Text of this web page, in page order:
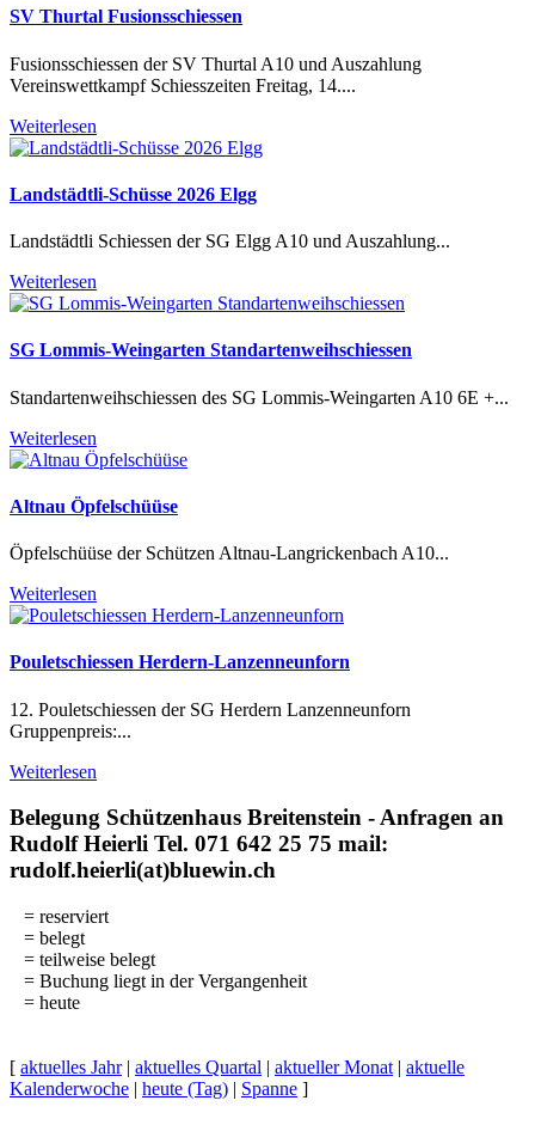
SV Thurtal Fusionsschiessen
Fusionsschiessen der SV Thurtal A10 und Auszahlung
Vereinswettkampf Schiesszeiten Freitag, 14....
Weiterlesen
Landstädtli-Schüsse 2026 Elgg
Landstädtli Schiessen der SG Elgg A10 und Auszahlung...
Weiterlesen
SG Lommis-Weingarten Standartenweihschiessen
Standartenweihschiessen des SG Lommis-Weingarten A10 6E +...
Weiterlesen
Altnau Öpfelschüüse
Öpfelschüüse der Schützen Altnau-Langrickenbach A10...
Weiterlesen
Pouletschiessen Herdern-Lanzenneunforn
12. Pouletschiessen der SG Herdern Lanzenneunforn
Gruppenpreis:...
Weiterlesen
Belegung Schützenhaus Breitenstein - Anfragen an
Rudolf Heierli Tel. 071 642 25 75 mail:
rudolf.heierli(at)bluewin.ch
= reserviert
= belegt
= teilweise belegt
= Buchung liegt in der Vergangenheit
= heute
[ aktuelles Jahr| aktuelles Quartal | aktueller Monat | aktuelle
Kalenderwoche | heute (Tag) | Spanne ]